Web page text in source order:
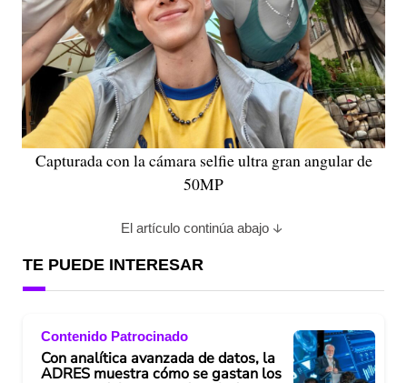
Capturada con la cámara selfie ultra gran angular de
50MP
El artículo continúa abajo
TE PUEDE INTERESAR
Contenido Patrocinado
Con analítica avanzada de datos, la
ADRES muestra cómo se gastan los